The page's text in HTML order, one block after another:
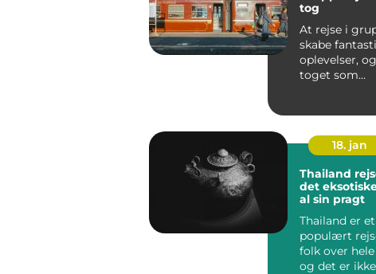
tog
At rejse i
skabe
oplevelser,
toget som
18. jan
Thailand
det
al sin pragt
Thailand er et
populært
folk over
og det er